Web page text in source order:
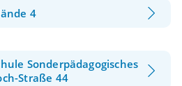
4
Sonderpädagogisches
Straße 44